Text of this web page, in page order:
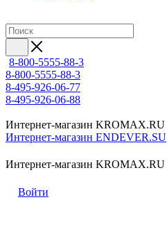
8-800-5555-88-3
8-800-5555-88-3
8-495-926-06-77
8-495-926-06-88
Интернет-магазин KROMAX.RU
Интернет-магазин ENDEVER.SU
Интернет-магазин KROMAX.RU
Войти